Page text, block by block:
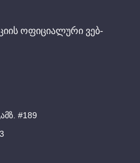
ოფიციალური ვებ-
#189